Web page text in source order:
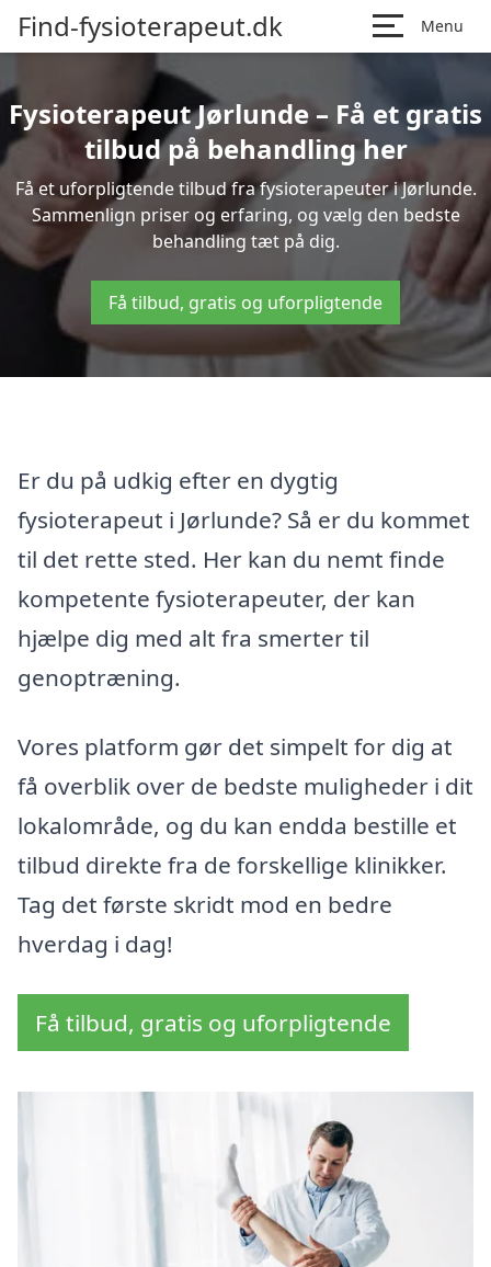
Find-fysioterapeut.dk Menu
Fysioterapeut Jørlunde – Få et gratis
tilbud på behandling her
Få et uforpligtende tilbud fra fysioterapeuter i Jørlunde.
Sammenlign priser og erfaring, og vælg den bedste
behandling tæt på dig.
Få tilbud, gratis og uforpligtende
Er du på udkig efter en dygtig
fysioterapeut i Jørlunde? Så er du kommet
til det rette sted. Her kan du nemt finde
kompetente fysioterapeuter, der kan
hjælpe dig med alt fra smerter til
genoptræning.
Vores platform gør det simpelt for dig at
få overblik over de bedste muligheder i dit
lokalområde, og du kan endda bestille et
tilbud direkte fra de forskellige klinikker.
Tag det første skridt mod en bedre
hverdag i dag!
Få tilbud, gratis og uforpligtende